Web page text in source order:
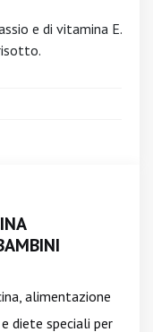
e di vitamina E.
alimentazione
diete speciali per